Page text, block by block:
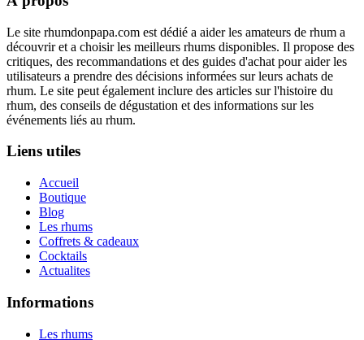
Le site rhumdonpapa.com est dédié a aider les amateurs de rhum a
découvrir et a choisir les meilleurs rhums disponibles. Il propose des
critiques, des recommandations et des guides d'achat pour aider les
utilisateurs a prendre des décisions informées sur leurs achats de
rhum. Le site peut également inclure des articles sur l'histoire du
rhum, des conseils de dégustation et des informations sur les
événements liés au rhum.
Liens utiles
Accueil
Boutique
Blog
Les rhums
Coffrets & cadeaux
Cocktails
Actualites
Informations
Les rhums